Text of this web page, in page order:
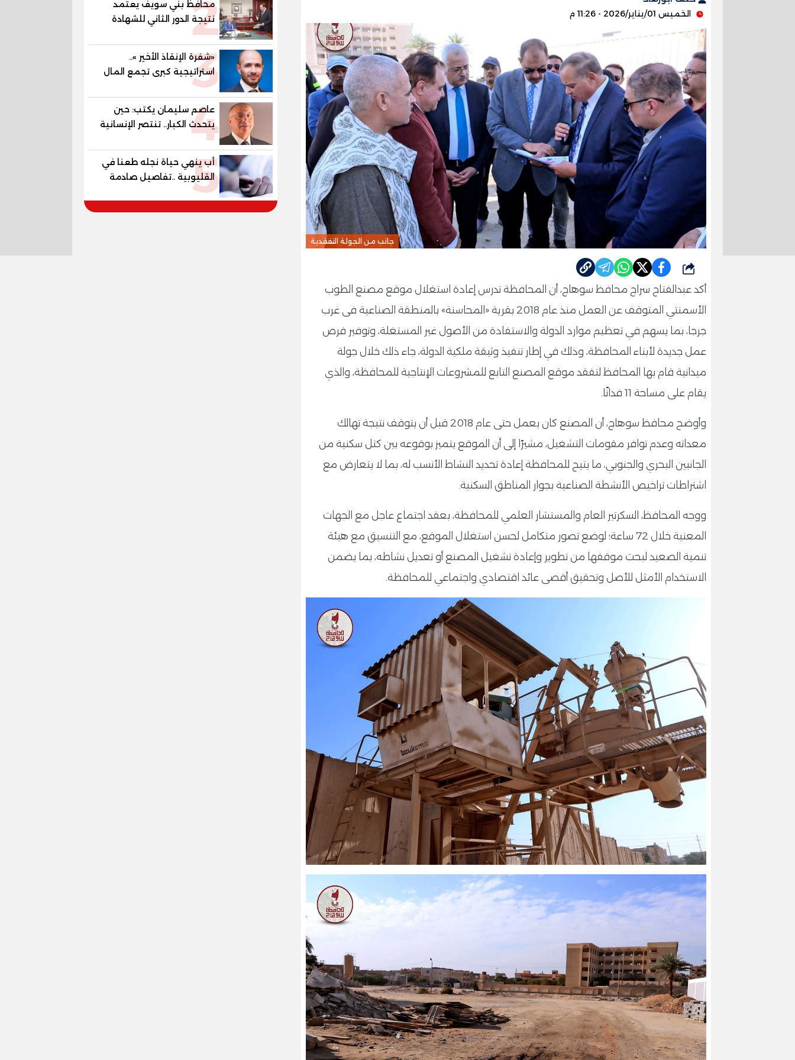
الخميس 01/يناير/2026 - 11:26 م
جانب من الجولة التفقدية
شارك
أكد عبدالفتاح سراج محافظ سوهاج، أن المحافظة تدرس إعادة استغلال موقع مصنع الطوب
الأسمنتي المتوقف عن العمل منذ عام 2018 بقرية «المحاسنة» بالمنطقة الصناعية فى غرب
جرجا، بما يسهم في تعظيم موارد الدولة والاستفادة من الأصول غير المستغلة، وتوفير فرص
عمل جديدة لأبناء المحافظة، وذلك في إطار تنفيذ وثيقة ملكية الدولة، جاء ذلك خلال جولة
ميدانية قام بها المحافظ لتفقد موقع المصنع التابع للمشروعات الإنتاجية للمحافظة، والذي
يقام على مساحة 11 فدانًا.
وأوضح محافظ سوهاج، أن المصنع كان يعمل حتى عام 2018 قبل أن يتوقف نتيجة تهالك
معداته وعدم توافر مقومات التشغيل، مشيرًا إلى أن الموقع يتميز بوقوعه بين كتل سكنية من
الجانبين البحري والجنوبي، ما يتيح للمحافظة إعادة تحديد النشاط الأنسب له، بما لا يتعارض مع
اشتراطات تراخيص الأنشطة الصناعية بجوار المناطق السكنية.
ووجه المحافظ، السكرتير العام والمستشار العلمي للمحافظة، بعقد اجتماع عاجل مع الجهات
المعنية خلال 72 ساعة؛ لوضع تصور متكامل لحسن استغلال الموقع، مع التنسيق مع هيئة
تنمية الصعيد لبحث موقفها من تطوير وإعادة تشغيل المصنع أو تعديل نشاطه، بما يضمن
الاستخدام الأمثل للأصل وتحقيق أقصى عائد اقتصادي واجتماعي للمحافظة.
2
محافظ بني سويف يعتمد
نتيجة الدور الثاني للشهادة
الإعدادية العامة بنسبة
79.9% نظامي ...و69.55%
منازل.. و70.56% للمهنية ..
و100% للصُم وضعاف السمع3
«شفرة الإنقاذ الأخير »..
استراتيجية كبرى تجمع المال
والإنتاج والتكنولوجيا الخضراء
لبعث الأقتصاد
4
عاصم سليمان يكتب: حين
يتحدث الكبار.. تنتصر الإنسانية
قبل السياسة
5
أب ينهي حياة نجله طعنا في
القليوبية ..تفاصيل صادمة